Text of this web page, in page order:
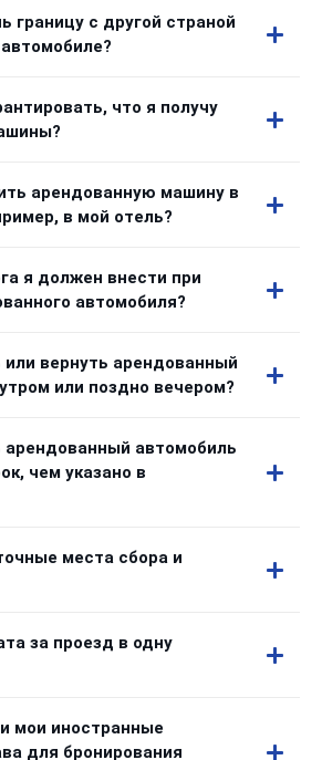
границу с другой страной
что я получу
арендованную машину в
в мой отель?
я должен внести при
автомобиля?
или вернуть арендованный
или поздно вечером?
арендованный автомобиль
чем указано в
места сбора и
за проезд в одну
мои иностранные
для бронирования